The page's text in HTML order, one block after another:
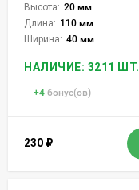
Высота: 20 мм
Длина: 110 мм
Ширина: 40 мм
НАЛИЧИЕ: 3211 ШТ.
+4 бонус(ов)
230 ₽